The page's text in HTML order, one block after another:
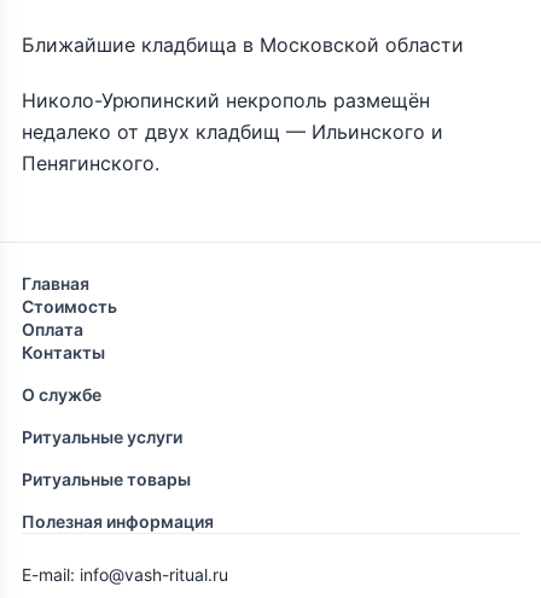
Ближайшие кладбища в Московской области
Николо-Урюпинский некрополь размещён
недалеко от двух кладбищ — Ильинского и
Пенягинского.
Главная
Стоимость
Оплата
Контакты
О службе
Ритуальные услуги
Ритуальные товары
Полезная информация
E-mail: info@vash-ritual.ru